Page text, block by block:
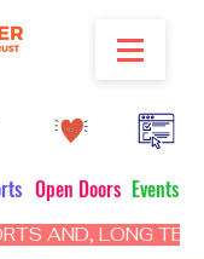
Open Doors Events
AND, LONG